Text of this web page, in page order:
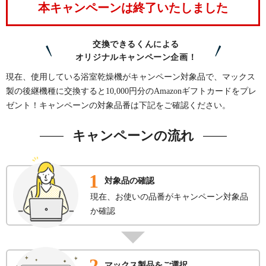
本キャンペーンは終了いたしました
交換できるくんによる
オリジナルキャンペーン企画！
現在、使用している浴室乾燥機がキャンペーン対象品で、マックス
製の後継機種に交換すると10,000円分のAmazonギフトカードをプレ
ゼント！キャンペーンの対象品番は下記をご確認ください。
キャンペーンの流れ
1
対象品の確認
現在、お使いの品番がキャンペーン対象品
か確認